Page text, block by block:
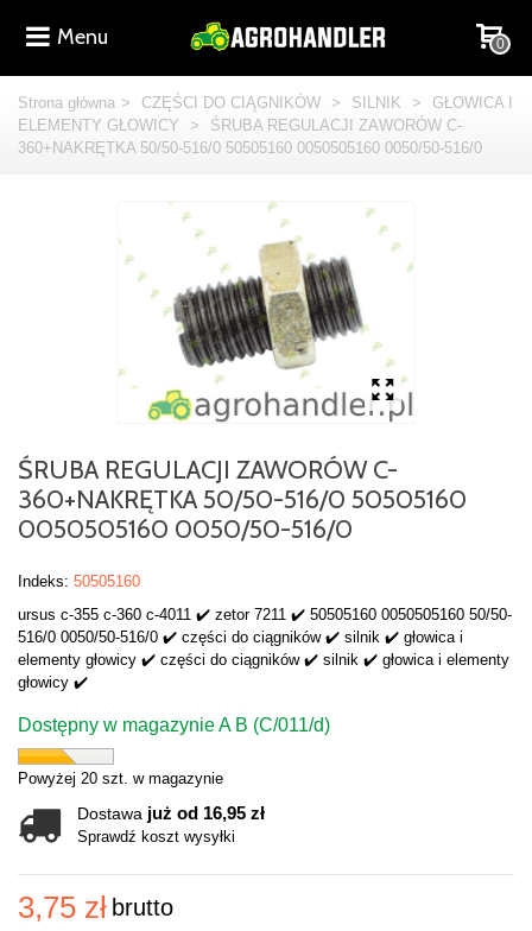
Menu 0
Strona główna > CZĘŚCI DO CIĄGNIKÓW > SILNIK >
GŁOWICA I
ELEMENTY GŁOWICY
>
ŚRUBA REGULACJI ZAWORÓW C-
360+NAKRĘTKA 50/50-516/0 50505160 0050505160 0050/50-516/0
ŚRUBA REGULACJI ZAWORÓW C-
360+NAKRĘTKA 50/50-516/0 50505160
0050505160 0050/50-516/0
Indeks: 50505160
ursus c-355 c-360 c-4011 ✔️ zetor 7211 ✔️ 50505160 0050505160 50/50-
516/0 0050/50-516/0 ✔️ części do ciągników ✔️ silnik ✔️ głowica i
elementy głowicy ✔️ części do ciągników ✔️ silnik ✔️ głowica i elementy
głowicy ✔️
Dostępny w magazynie A B (C/011/d)
Powyżej 20 szt. w magazynie
Dostawa już od 16,95 zł
Sprawdź koszt wysyłki
3,75 zł brutto